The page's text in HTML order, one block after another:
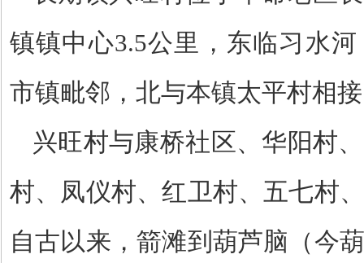
镇镇中心3.5公里，东临习水
市镇毗邻，北与本镇太平村相
兴旺村与康桥社区、华阳村
村、凤仪村、红卫村、五七村
自古以来，箭滩到葫芦脑（今